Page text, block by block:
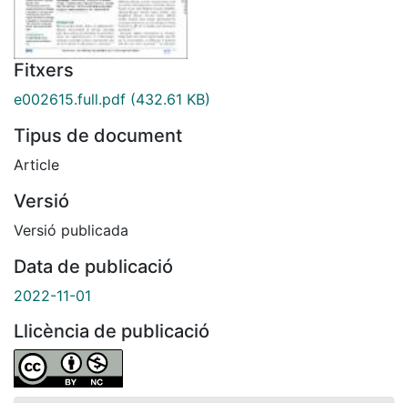
Fitxers
e002615.full.pdf (432.61 KB)
Tipus de document
Article
Versió
Versió publicada
Data de publicació
2022-11-01
Llicència de publicació